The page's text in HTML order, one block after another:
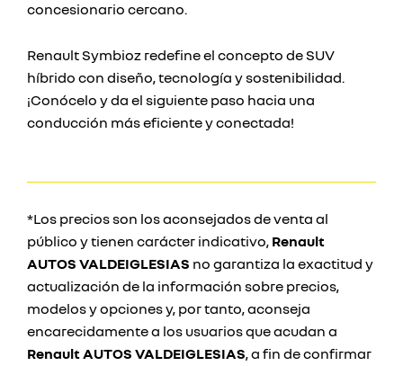
concesionario cercano.
Renault Symbioz redefine el concepto de SUV
híbrido con diseño, tecnología y sostenibilidad.
¡Conócelo y da el siguiente paso hacia una
conducción más eficiente y conectada!
*Los precios son los aconsejados de venta al
público y tienen carácter indicativo, Renault
AUTOS VALDEIGLESIAS no garantiza la exactitud y
actualización de la información sobre precios,
modelos y opciones y, por tanto, aconseja
encarecidamente a los usuarios que acudan a
Renault AUTOS VALDEIGLESIAS, a fin de confirmar